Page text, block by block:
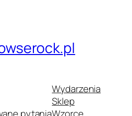
pytania
Wydarzenia
Sklep
Wzorce